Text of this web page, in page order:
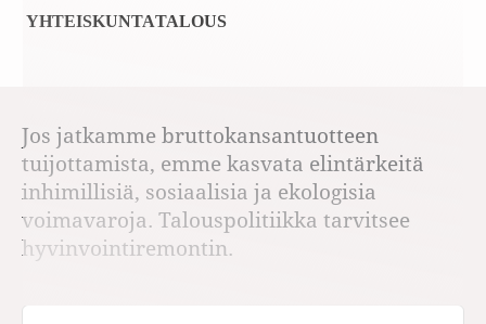
YHTEISKUNTATALOUS
Jos jatkamme bruttokansantuotteen
tuijottamista, emme kasvata elintärkeitä
inhimillisiä, sosiaalisia ja ekologisia
voimavaroja. Talouspolitiikka tarvitsee
hyvinvointiremontin.